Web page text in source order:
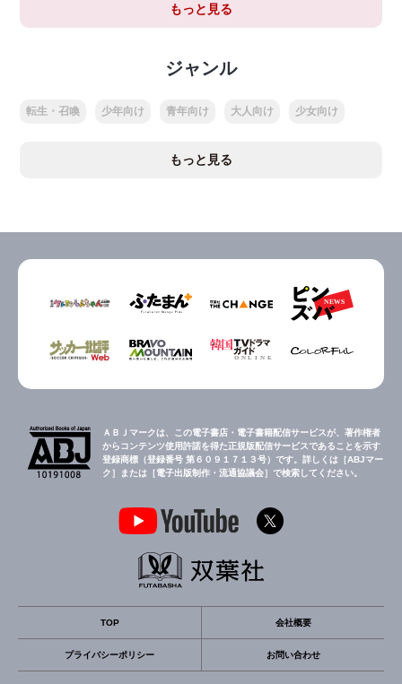
もっと見る
ジャンル
転生・召喚 少年向け 青年向け 大人向け 少女向け
もっと見る
ＡＢＪマークは、この電子書店・電子書籍配信サービスが、著作権者
からコンテンツ使用許諾を得た正規版配信サービスであることを示す
登録商標（登録番号 第６０９１７１３号）です。詳しくは［ABJマー
ク］または［電子出版制作・流通協議会］で検索してください。
TOP 会社概要
プライバシーポリシー お問い合わせ